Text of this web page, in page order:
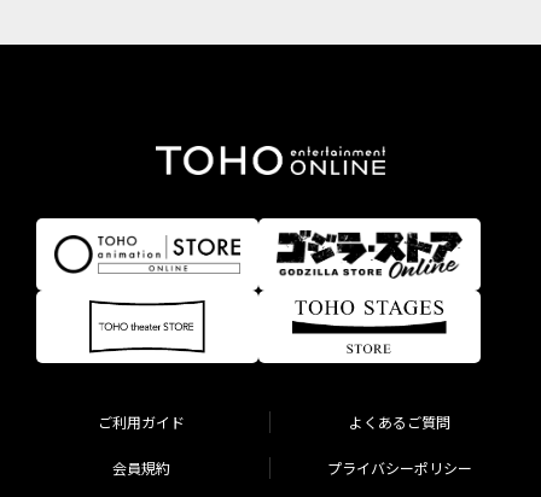
ご利用ガイド よくあるご質問
会員規約 プライバシーポリシー